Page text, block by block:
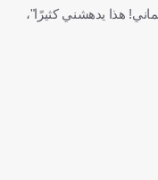
هذا يدهشني كثيرًا"،